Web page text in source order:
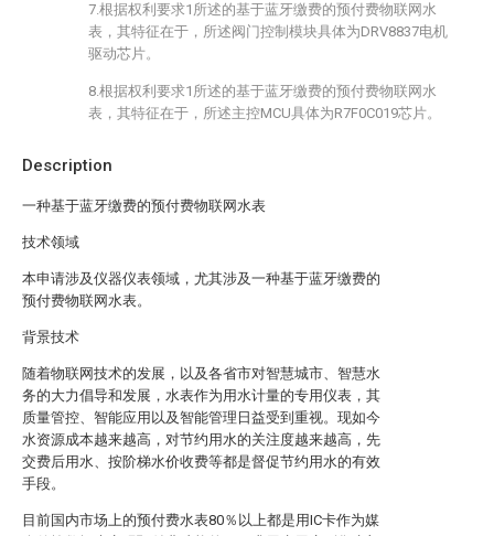
Description
一种基于蓝牙缴费的预付费物联网水表
技术领域
本申请涉及仪器仪表领域，尤其涉及一种基于蓝牙缴费的
预付费物联网水表。
背景技术
随着物联网技术的发展，以及各省市对智慧城市、智慧水
务的大力倡导和发展，水表作为用水计量的专用仪表，其
质量管控、智能应用以及智能管理日益受到重视。现如今
水资源成本越来越高，对节约用水的关注度越来越高，先
交费后用水、按阶梯水价收费等都是督促节约用水的有效
手段。
目前国内市场上的预付费水表80％以上都是用IC卡作为媒
7.根据权利要求1所述的基于蓝牙缴费的预付费物联网水
表，其特征在于，所述阀门控制模块具体为DRV8837电机
驱动芯片。
8.根据权利要求1所述的基于蓝牙缴费的预付费物联网水
表，其特征在于，所述主控MCU具体为R7F0C019芯片。